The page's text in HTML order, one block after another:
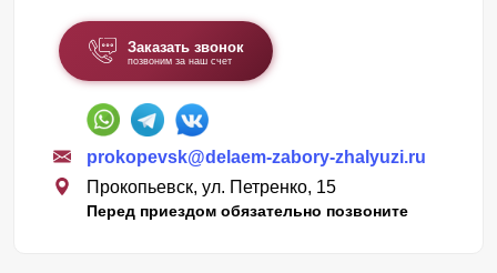
Заказать звонок
позвоним за наш счет
prokopevsk@delaem-zabory-zhalyuzi.ru
Прокопьевск, ул. Петренко, 15
Перед приездом обязательно позвоните